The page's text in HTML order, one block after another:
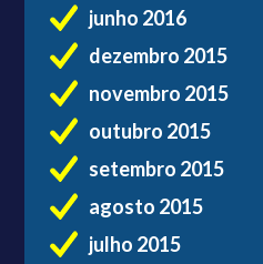
junho 2016
dezembro 2015
novembro 2015
outubro 2015
setembro 2015
agosto 2015
julho 2015